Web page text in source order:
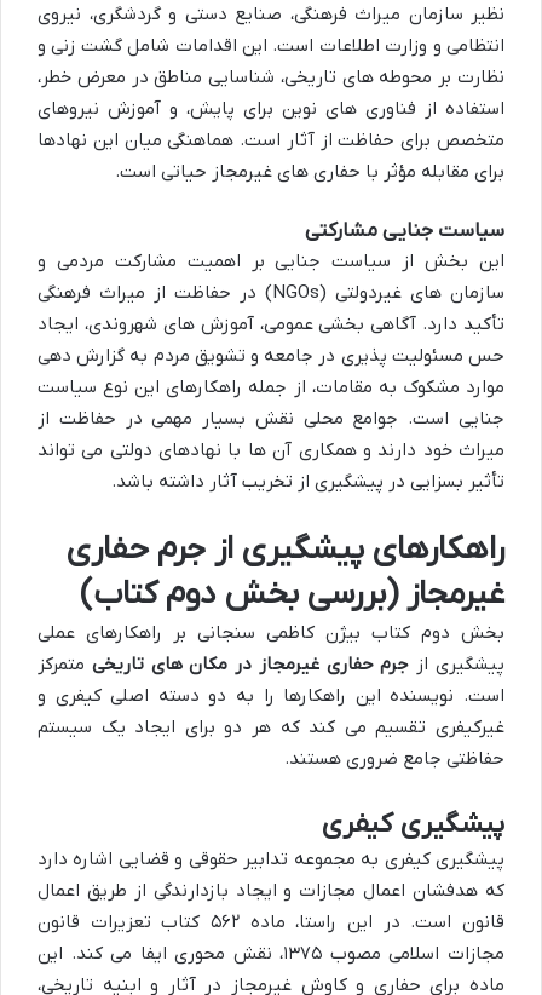
نظیر سازمان میراث فرهنگی، صنایع دستی و گردشگری، نیروی
انتظامی و وزارت اطلاعات است. این اقدامات شامل گشت زنی و
نظارت بر محوطه های تاریخی، شناسایی مناطق در معرض خطر،
استفاده از فناوری های نوین برای پایش، و آموزش نیروهای
متخصص برای حفاظت از آثار است. هماهنگی میان این نهادها
برای مقابله مؤثر با حفاری های غیرمجاز حیاتی است.
سیاست جنایی مشارکتی
این بخش از سیاست جنایی بر اهمیت مشارکت مردمی و
سازمان های غیردولتی (NGOs) در حفاظت از میراث فرهنگی
تأکید دارد. آگاهی بخشی عمومی، آموزش های شهروندی، ایجاد
حس مسئولیت پذیری در جامعه و تشویق مردم به گزارش دهی
موارد مشکوک به مقامات، از جمله راهکارهای این نوع سیاست
جنایی است. جوامع محلی نقش بسیار مهمی در حفاظت از
میراث خود دارند و همکاری آن ها با نهادهای دولتی می تواند
تأثیر بسزایی در پیشگیری از تخریب آثار داشته باشد.
راهکارهای پیشگیری از جرم حفاری
غیرمجاز (بررسی بخش دوم کتاب)
بخش دوم کتاب بیژن کاظمی سنجانی بر راهکارهای عملی
پیشگیری از جرم حفاری غیرمجاز در مکان های تاریخی متمرکز
است. نویسنده این راهکارها را به دو دسته اصلی کیفری و
غیرکیفری تقسیم می کند که هر دو برای ایجاد یک سیستم
حفاظتی جامع ضروری هستند.
پیشگیری کیفری
پیشگیری کیفری به مجموعه تدابیر حقوقی و قضایی اشاره دارد
که هدفشان اعمال مجازات و ایجاد بازدارندگی از طریق اعمال
قانون است. در این راستا، ماده ۵۶۲ کتاب تعزیرات قانون
مجازات اسلامی مصوب ۱۳۷۵، نقش محوری ایفا می کند. این
ماده برای حفاری و کاوش غیرمجاز در آثار و ابنیه تاریخی،